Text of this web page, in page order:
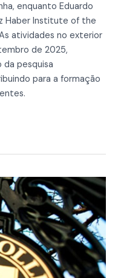
enquanto Eduardo
Haber Institute of the
atividades no exterior
de 2025,
pesquisa
para a formação